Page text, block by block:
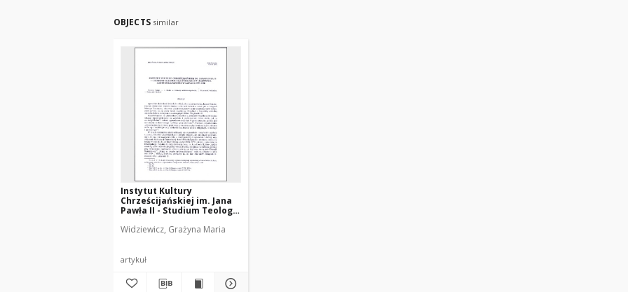
OBJECTS similar
Instytut Kultury
Chrześcijańskiej im. Jana
Pawła II - Studium Teologii
zarys działalności w latach
Widziewicz, Grażyna Maria
artykuł